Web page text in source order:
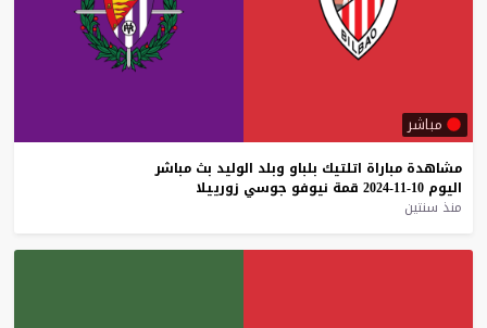
مباشر
مشاهدة مباراة اتلتيك بلباو وبلد الوليد بث مباشر
اليوم 10-11-2024 قمة نيوفو جوسي زورييلا
منذ سنتين